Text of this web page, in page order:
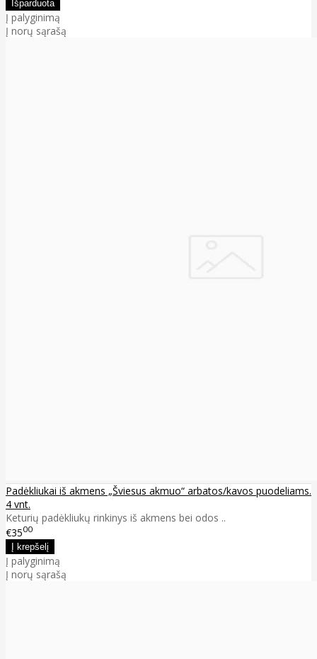
Į palyginimą
Į norų sąrašą
Padėkliukai iš akmens „Šviesus akmuo“ arbatos/kavos puodeliams.
4 vnt.
Keturių padėkliukų rinkinys iš akmens bei odos ..
€3500
Į palyginimą
Į norų sąrašą